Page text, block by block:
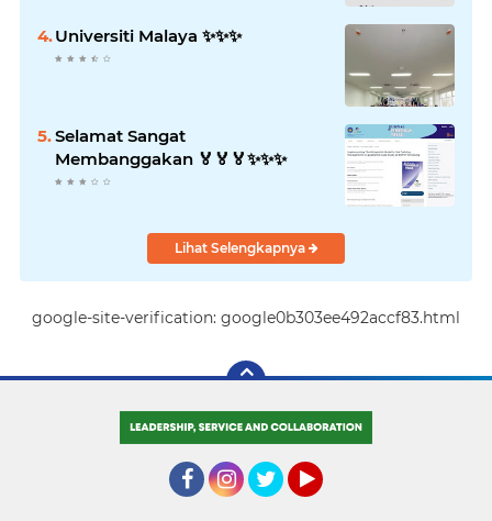
Universiti Malaya ✨️✨️✨️
Selamat Sangat
Membanggakan 🏅🏅🏅✨️✨️✨️
Lihat Selengkapnya
google-site-verification: google0b303ee492accf83.html